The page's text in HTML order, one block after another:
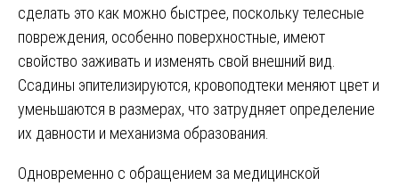
сделать это как можно быстрее, поскольку телесные
повреждения, особенно поверхностные, имеют
свойство заживать и изменять свой внешний вид.
Ссадины эпителизируются, кровоподтеки меняют цвет и
уменьшаются в размерах, что затрудняет определение
их давности и механизма образования.
Одновременно с обращением за медицинской